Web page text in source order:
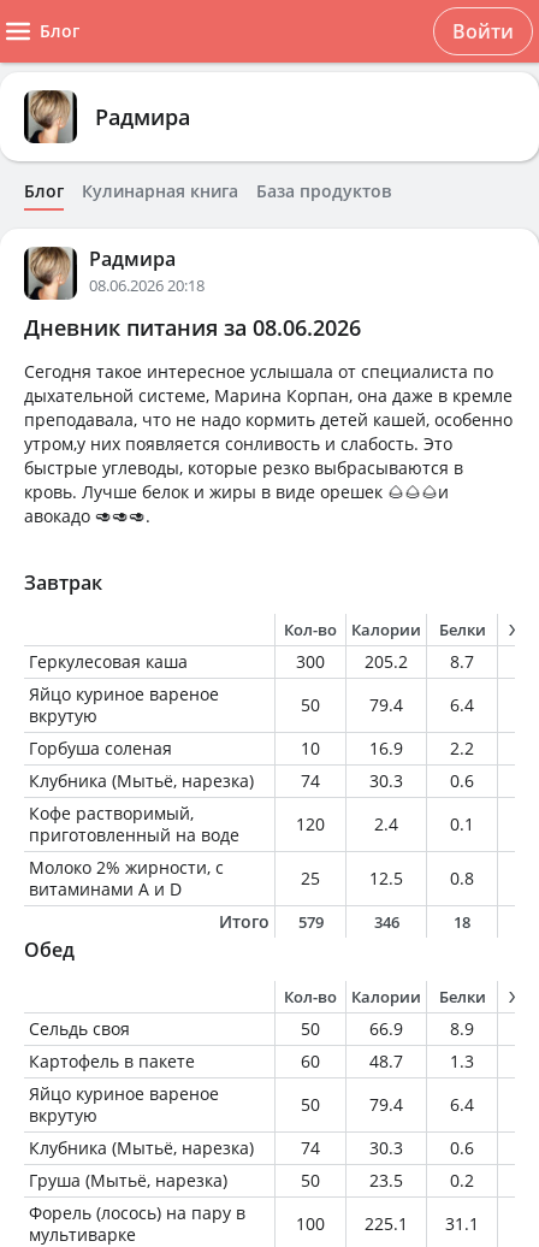
Блог Войти
Радмира
Блог Кулинарная книга База продуктов
Радмира
08.06.2026 20:18
Дневник питания за 08.06.2026
Сегодня такое интересное услышала от специалиста по
дыхательной системе, Марина Корпан, она даже в кремле
преподавала, что не надо кормить детей кашей, особенно
утром,у них появляется сонливость и слабость. Это
быстрые углеводы, которые резко выбрасываются в
кровь. Лучше белок и жиры в виде орешек 🌰🌰🌰и
авокадо 🥑🥑🥑.
Завтрак
Кол-во Калории Белки
Геркулесовая каша 300 205.2 8.7
Яйцо куриное вареное
вкрутую
50 79.4 6.4
Горбуша соленая
10 16.9 2.2
Клубника (Мытьё, нарезка)
74 30.3 0.6
Кофе растворимый,
приготовленный на воде
120 2.4 0.1
Молоко 2% жирности, с
витаминами A и D
25 12.5 0.8
Итого
579 346 18
Обед
Кол-во Калории Белки
Сельдь своя 50 66.9 8.9
Картофель в пакете
60 48.7 1.3
Яйцо куриное вареное
вкрутую
50 79.4 6.4
Клубника (Мытьё, нарезка)
74 30.3 0.6
Груша (Мытьё, нарезка)
50 23.5 0.2
Форель (лосось) на пару в
мультиварке
100 225.1 31.1